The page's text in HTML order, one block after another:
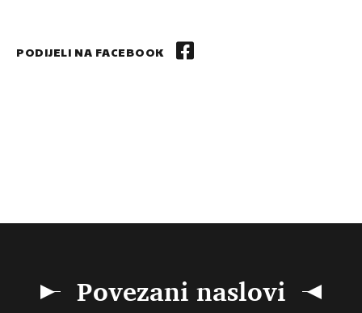
PODIJELI NA FACEBOOK
Povezani naslovi